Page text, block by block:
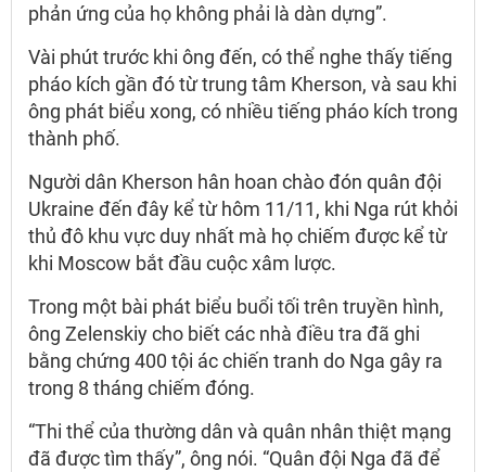
phản ứng của họ không phải là dàn dựng”.
Vài phút trước khi ông đến, có thể nghe thấy tiếng
pháo kích gần đó từ trung tâm Kherson, và sau khi
ông phát biểu xong, có nhiều tiếng pháo kích trong
thành phố.
Người dân Kherson hân hoan chào đón quân đội
Ukraine đến đây kể từ hôm 11/11, khi Nga rút khỏi
thủ đô khu vực duy nhất mà họ chiếm được kể từ
khi Moscow bắt đầu cuộc xâm lược.
Trong một bài phát biểu buổi tối trên truyền hình,
ông Zelenskiy cho biết các nhà điều tra đã ghi
bằng chứng 400 tội ác chiến tranh do Nga gây ra
trong 8 tháng chiếm đóng.
“Thi thể của thường dân và quân nhân thiệt mạng
đã được tìm thấy”, ông nói. “Quân đội Nga đã để